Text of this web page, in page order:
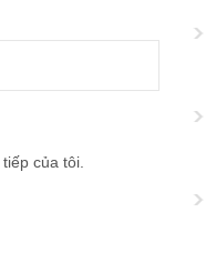
của tôi.